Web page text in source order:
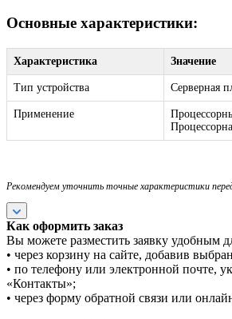
Основные характеристики:
Характеристика Значение
Тип устройства Серверная
Применение
Рекомендуем уточнить точные характеристики
Как оформить заказ
Вы можете разместить заявку удобным
• через корзину на сайте, добавив
• по телефону или электронной почте,
«Контакты»;
• через форму обратной связи или